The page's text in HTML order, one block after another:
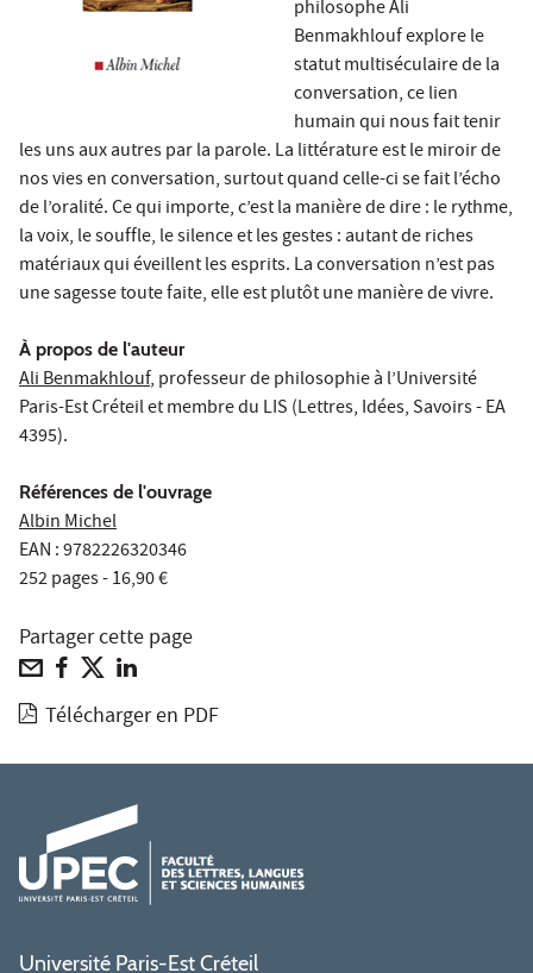
philosophe Ali
Benmakhlouf explore le
statut multiséculaire de la
conversation, ce lien
humain qui nous fait tenir
les uns aux autres par la parole. La littérature est le miroir de
nos vies en conversation, surtout quand celle-ci se fait l’écho
de l’oralité. Ce qui importe, c’est la manière de dire : le rythme,
la voix, le souffle, le silence et les gestes : autant de riches
matériaux qui éveillent les esprits. La conversation n’est pas
une sagesse toute faite, elle est plutôt une manière de vivre.
À propos de l'auteur
Ali Benmakhlouf, professeur de philosophie à l’Université
Paris-Est Créteil et membre du LIS (Lettres, Idées, Savoirs - EA
4395).
Références de l'ouvrage
Albin Michel
EAN : 9782226320346
252 pages - 16,90 €
Partager cette page
Télécharger en PDF
Université Paris-Est Créteil